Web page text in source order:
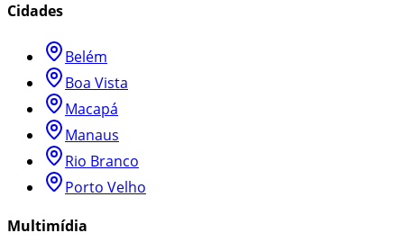
Cidades
Belém
Boa Vista
Macapá
Manaus
Rio Branco
Porto Velho
Multimídia